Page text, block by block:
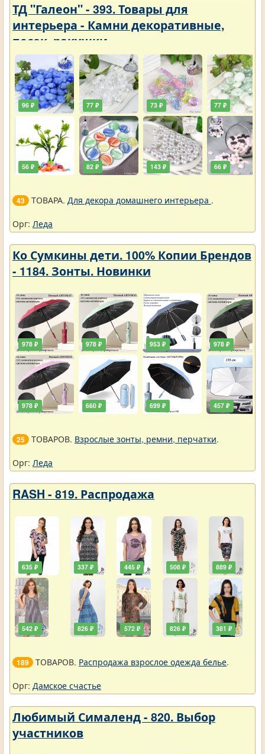
ТД "Галеон" - 393. Товары для
интерьера - Камни декоративные,
песок, ракушки
96 ₽
56 ₽
77 ₽
82 ₽
73 ₽
143 ₽
77 ₽
66 ₽
43 ТОВАРА. Для декора домашнего интерьера .
Орг: Леда
Ко Сумкины дети. 100% Копии Брендов
- 1184. Зонты. Новинки
978 ₽
978 ₽
978 ₽
660 ₽
953 ₽
699 ₽
978 ₽
457 ₽
25 ТОВАРОВ. Взрослые зонты, ремни, перчатки.
Орг: Леда
RASH - 819. Распродажа
635 ₽
542 ₽
337 ₽
826 ₽
445 ₽
572 ₽
508 ₽
826 ₽
889 ₽
381 ₽
189 ТОВАРОВ. Распродажа взрослое одежда белье.
Орг: Дамское счастье
Любимый Сималенд - 820. Выбор
участников